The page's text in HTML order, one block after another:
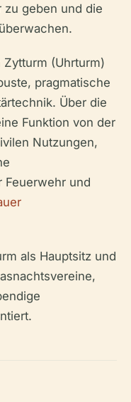
zu geben und die
(Uhrturm)
pragmatische
Über die
Funktion von der
Nutzungen,
Feuerwehr und
als Hauptsitz und